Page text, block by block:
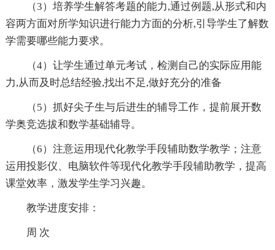
（3）培养学生解答考题的能力,通过例题,从形式和内
容两方面对所学知识进行能力方面的分析,引导学生了解数
学需要哪些能力要求。
（4）让学生通过单元考试，检测自己的实际应用能
力,从而及时总结经验,找出不足,做好充分的准备
（5）抓好尖子生与后进生的辅导工作，提前展开数
学奥竞选拔和数学基础辅导。
（6）注意运用现代化教学手段辅助数学教学；注意
运用投影仪、电脑软件等现代化教学手段辅助教学，提高
课堂效率，激发学生学习兴趣。
教学进度安排：
周 次